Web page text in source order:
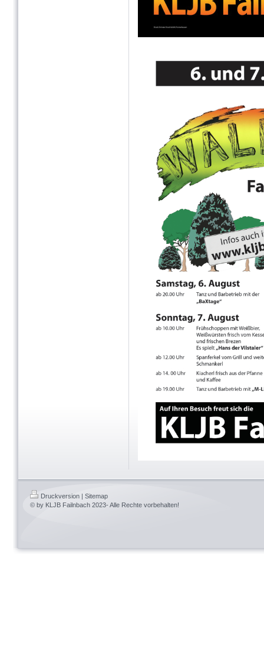
Druckversion | Sitemap
© by KLJB Failnbach 2023- Alle Rechte vorbehalten!